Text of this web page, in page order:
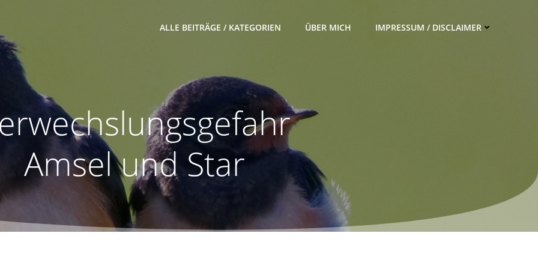
ALLE BEITRÄGE / KATEGORIEN ÜBER MICH IMPRESSUM / DISCLAIMER
Amsel und Star